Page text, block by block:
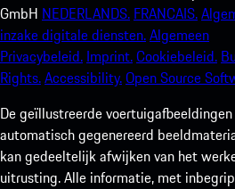
GmbH NEDERLANDS. FRANCAIS.
inzake digitale diensten.Algemeen
Privacybeleid. Imprint.Cookiebeleid.
Rights.Accessibility.Open Source
De geïllustreerde
automatisch gegenereerd
kan gedeeltelijk afwijken van het
uitrusting. Alle informatie, met